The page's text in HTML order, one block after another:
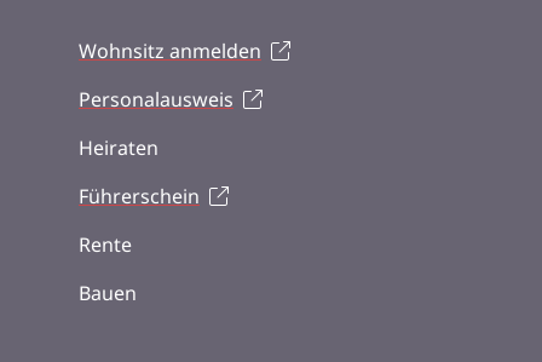
Wohnsitz anmelden
Personalausweis
Heiraten
Führerschein
Rente
Bauen